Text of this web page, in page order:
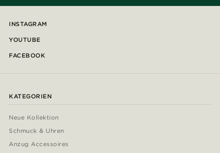
INSTAGRAM
YOUTUBE
FACEBOOK
KATEGORIEN
Neue Kollektion
Schmuck & Uhren
Anzug Accessoires